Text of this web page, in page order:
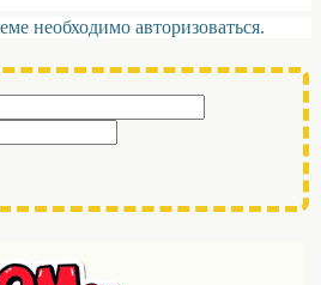
необходимо авторизоваться.